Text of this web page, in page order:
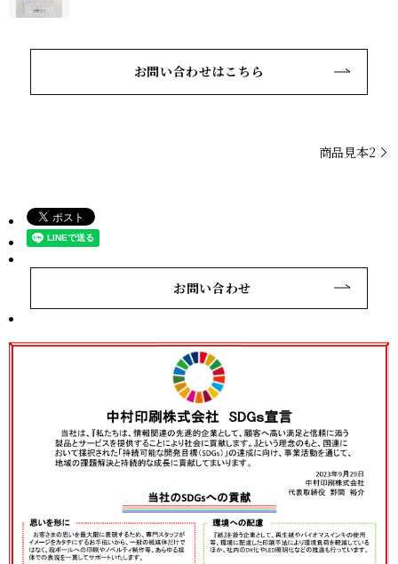
お問い合わせはこちら
商品見本2
お問い合わせ